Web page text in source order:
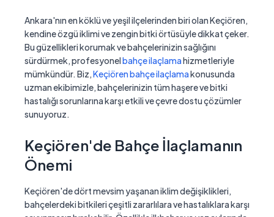
Ankara'nın en köklü ve yeşil ilçelerinden biri olan Keçiören,
kendine özgü iklimi ve zengin bitki örtüsüyle dikkat çeker.
Bu güzellikleri korumak ve bahçelerinizin sağlığını
sürdürmek, profesyonelbahçe ilaçlamahizmetleriyle
mümkündür. Biz,Keçiören bahçe ilaçlamakonusunda
uzman ekibimizle, bahçelerinizin tüm haşere ve bitki
hastalığı sorunlarına karşı etkili ve çevre dostu çözümler
sunuyoruz.
Keçiören'de Bahçe İlaçlamanın
Önemi
Keçiören'de dört mevsim yaşanan iklim değişiklikleri,
bahçelerdeki bitkileri çeşitli zararlılara ve hastalıklara karşı